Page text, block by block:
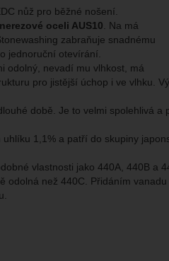
reklamních kampaní.
internetových stránek.
anonymně, takže
.
vám mohli zobrazit
nůž pro běžné nošení.
nerezové oceli AUS10 . Na má
zabraňuje snadnému
jednoruční otevírání.
odolný, nevadí mu vlhkost, má
pro jistější úchop i ve vlhku.
době. Je to velmi spolehlivá a
1,1% a patří do skupiny
vlastnosti jako 440A, 440B a
než 440C. Přidáním